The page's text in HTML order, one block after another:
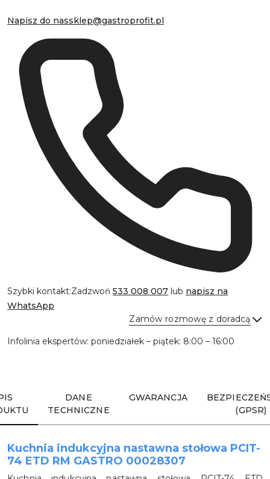
Napisz do nassklep@gastroprofit.pl
Szybki kontakt:Zadzwoń 533 008 007 lub napisz na
WhatsApp
Zamów rozmowę z doradcą
Infolinia ekspertów: poniedziałek – piątek: 8:00 – 16:00
DANE
TECHNICZNE
GWARANCJA
(GPSR)
Kuchnia indukcyjna nastawna stołowa PCIT-
74 ETD RM GASTRO 00028307